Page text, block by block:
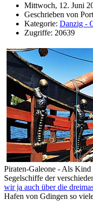
Mittwoch, 12. Juni
Geschrieben von
Kategorie: Danzig -
Zugriffe: 20639
Piraten-Galeone - Als
Segelschiffe der
wir ja auch über die
Hafen von Gdingen so